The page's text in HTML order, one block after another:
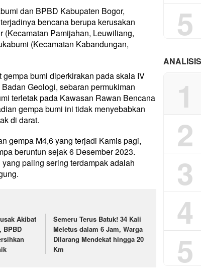
dan BPBD Kabupaten Bogor,
bencana berupa kerusakan
(Kecamatan Pamijahan, Leuwiliang,
(Kecamatan Kabandungan,
bumi diperkirakan pada skala IV
Geologi, sebaran permukiman
terletak pada Kawasan Rawan Bencana
gempa bumi ini tidak menyebabkan
di darat.
gempa M4,6 yang terjadi Kamis pagi,
beruntun sejak 6 Desember 2023.
paling sering terdampak adalah
Akibat
BPBD
Semeru Terus Batuk! 34 Kali
Meletus dalam 6 Jam, Warga
Dilarang Mendekat hingga 20
Km
5
ANALISIS
1
2
3
4
5